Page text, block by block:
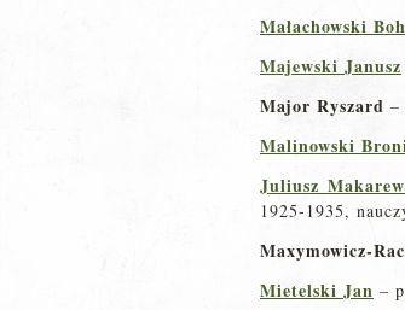
Małachowski
Majewski Janusz
Major Ryszard –
Malinowski
Juliusz
1925-1935,
Maxymowicz-
Mietelski Jan –